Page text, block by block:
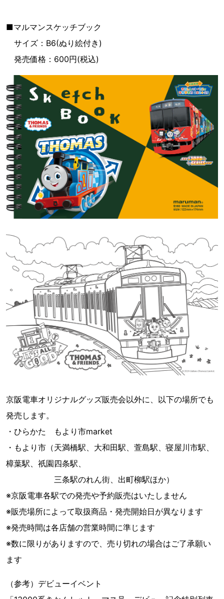
■マルマンスケッチブック
サイズ：B6(ぬり絵付き)
発売価格：600円(税込)
京阪電車オリジナルグッズ販売会以外に、以下の場所でも
発売します。
・ひらかた もより市market
・もより市（天満橋駅、大和田駅、萱島駅、寝屋川市駅、
樟葉駅、祇園四条駅、
三条駅のれん街、出町柳駅ほか）
※京阪電車各駅での発売や予約販売はいたしません
※販売場所によって取扱商品・発売開始日が異なります
※発売時間は各店舗の営業時間に準じます
※数に限りがありますので、売り切れの場合はご了承願い
ます
（参考）デビューイベント